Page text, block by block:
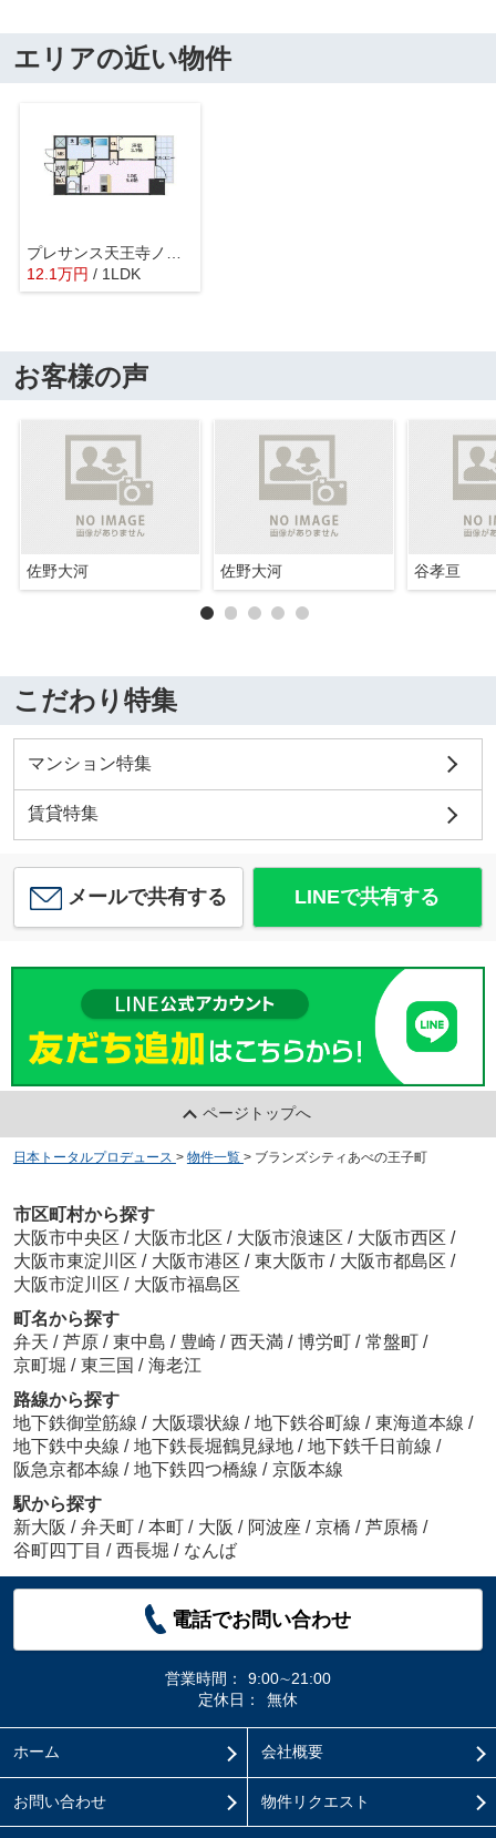
エリアの近い物件
プレサンス天王寺ノースヴィアーレ
12.1万円 / 1LDK
お客様の声
佐野大河 佐野大河 谷孝亘
こだわり特集
マンション特集
賃貸特集
メールで共有する LINEで共有する
ページトップへ
日本トータルプロデュース > 物件一覧 > ブランズシティあべの王子町
市区町村から探す
大阪市中央区 / 大阪市北区 / 大阪市浪速区 / 大阪市西区 /
大阪市東淀川区 / 大阪市港区 / 東大阪市 / 大阪市都島区 /
大阪市淀川区 / 大阪市福島区
町名から探す
弁天 / 芦原 / 東中島 / 豊崎 / 西天満 / 博労町 / 常盤町 /
京町堀 / 東三国 / 海老江
路線から探す
地下鉄御堂筋線 / 大阪環状線 / 地下鉄谷町線 / 東海道本線 /
地下鉄中央線 / 地下鉄長堀鶴見緑地 / 地下鉄千日前線 /
阪急京都本線 / 地下鉄四つ橋線 / 京阪本線
駅から探す
新大阪 / 弁天町 / 本町 / 大阪 / 阿波座 / 京橋 / 芦原橋 /
谷町四丁目 / 西長堀 / なんば
電話でお問い合わせ
営業時間：
9:00∼21:00
定休日：
無休
ホーム 会社概要
お問い合わせ 物件リクエスト